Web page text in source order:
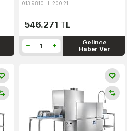
013.9810.HL200.21
546.271 TL
Gelince
Haber Ver